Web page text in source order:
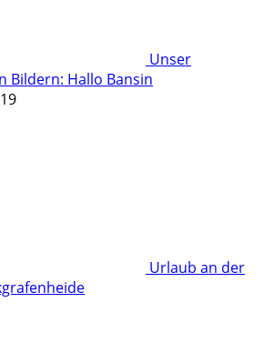
Unser
Bildern: Hallo Bansin
Urlaub an der